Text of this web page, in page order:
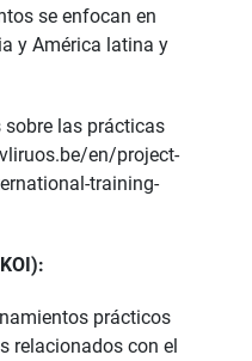
se enfocan en
y América latina y
sobre las prácticas
en/project-
training-
prácticos
relacionados con el